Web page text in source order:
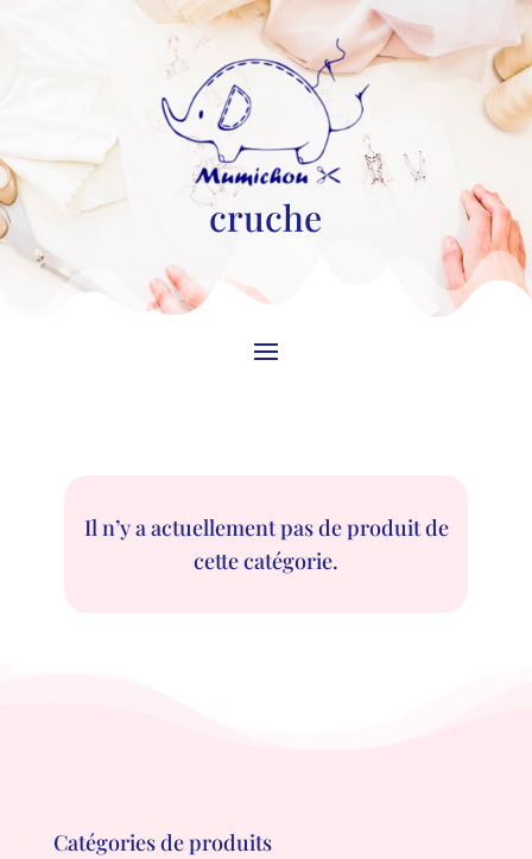
cruche
Il n’y a actuellement pas de produit de
cette catégorie.
Catégories de produits